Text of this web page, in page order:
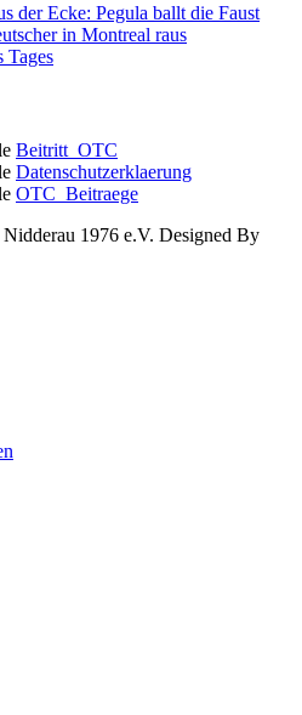
der Ecke: Pegula ballt die Faust
in Montreal raus
Tages
Beitritt_OTC
Datenschutzerklaerung
OTC_Beitraege
1976 e.V. Designed By